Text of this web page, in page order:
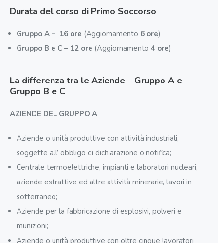
Durata del corso di Primo Soccorso
Gruppo A – 16 ore (Aggiornamento 6 ore)
Gruppo B e C – 12 ore (Aggiornamento 4 ore)
La differenza tra le Aziende – Gruppo A e
Gruppo B e C
AZIENDE DEL GRUPPO A
Aziende o unità produttive con attività industriali,
soggette all’ obbligo di dichiarazione o notifica;
Centrale termoelettriche, impianti e laboratori nucleari,
aziende estrattive ed altre attività minerarie, lavori in
sotterraneo;
Aziende per la fabbricazione di esplosivi, polveri e
munizioni;
Aziende o unità produttive con oltre cinque lavoratori